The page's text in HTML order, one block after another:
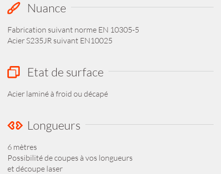
Nuance
Fabrication suivant norme EN 10305-5
Acier S235JR suivant EN10025
Etat de surface
Acier laminé à froid ou décapé
Longueurs
6 mètres
Possibilité de coupes à vos longueurs
et découpe laser